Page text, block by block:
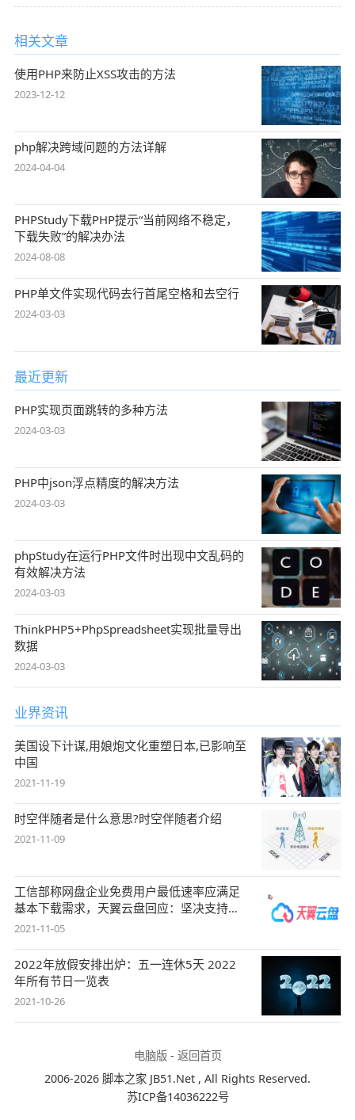
相关文章
使用PHP来防止XSS攻击的方法
2023-12-12
php解决跨域问题的方法详解
2024-04-04
PHPStudy下载PHP提示“当前网络不稳定，
下载失败”的解决办法
2024-08-08
PHP单文件实现代码去行首尾空格和去空行
2024-03-03
最近更新
PHP实现页面跳转的多种方法
2024-03-03
PHP中json浮点精度的解决方法
2024-03-03
phpStudy在运行PHP文件时出现中文乱码的
有效解决方法
2024-03-03
ThinkPHP5+PhpSpreadsheet实现批量导出
数据
2024-03-03
业界资讯
美国设下计谋,用娘炮文化重塑日本,已影响至
中国
2021-11-19
时空伴随者是什么意思?时空伴随者介绍
2021-11-09
工信部称网盘企业免费用户最低速率应满足
基本下载需求，天翼云盘回应：坚决支持，
始终
2021-11-05
2022年放假安排出炉：五一连休5天 2022
年所有节日一览表
2021-10-26
电脑版- 返回首页
2006-2026 脚本之家 JB51.Net , All Rights Reserved.
苏ICP备14036222号